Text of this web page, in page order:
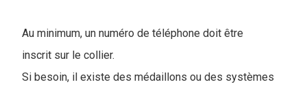
Au minimum, un numéro de téléphone doit être
inscrit sur le collier.
Si besoin, il existe des médaillons ou des systèmes